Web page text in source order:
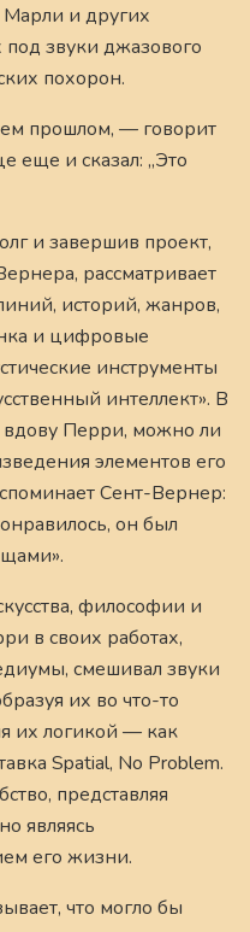
Марли и других
звуки джазового
похорон.
прошлом, — говорит
еще и сказал: „Это
и завершив проект,
рассматривает
историй, жанров,
и цифровые
инструменты
интеллект». В
вдову Перри, можно ли
элементов его
Сент-Вернер:
он был
философии и
в своих работах,
смешивал звуки
их во что-то
их логикой — как
Spatial, No Problem.
представляя
являясь
его жизни.
что могло бы